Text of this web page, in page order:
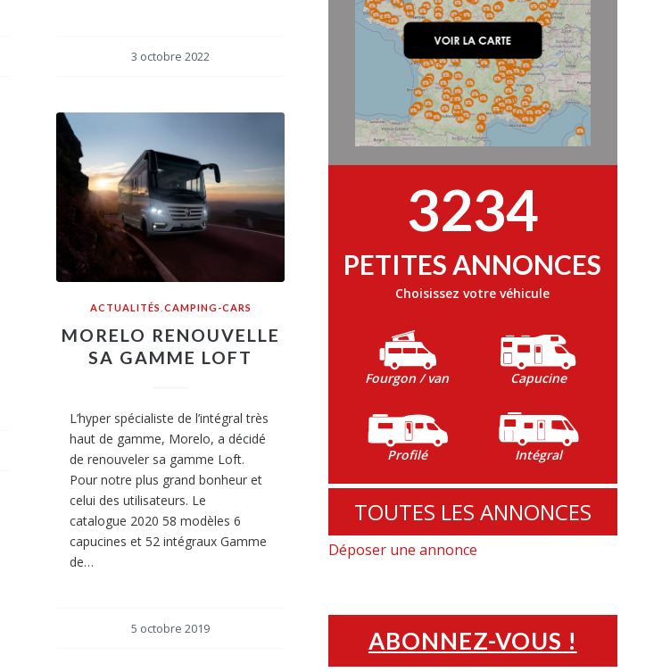
3 octobre 2022
ACTUALITÉS CAMPING-CARS
MORELO RENOUVELLE
SA GAMME LOFT
L’hyper spécialiste de l’intégral très
haut de gamme, Morelo, a décidé
de renouveler sa gamme Loft.
Pour notre plus grand bonheur et
celui des utilisateurs. Le
catalogue 2020 58 modèles 6
capucines et 52 intégraux Gamme
de…
5 octobre 2019
3234
PETITES ANNONCES
Choisissez votre véhicule
Fourgon / van Capucine
Profilé Intégral
TOUTES LES ANNONCES
Déposer une annonce
ABONNEZ-VOUS !